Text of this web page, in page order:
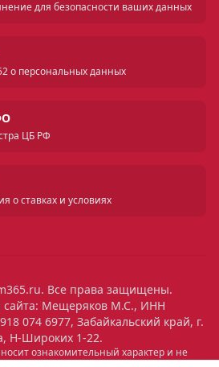
для безопасности ваших данных
о персональных данных
ЦБ РФ
о ставках и условиях
Все права защищены.
сайта: Мещеряков М.С., ИНН
074 6977, Забайкальский край, г.
Н-Широких 1-22.
ознакомительный характер и не